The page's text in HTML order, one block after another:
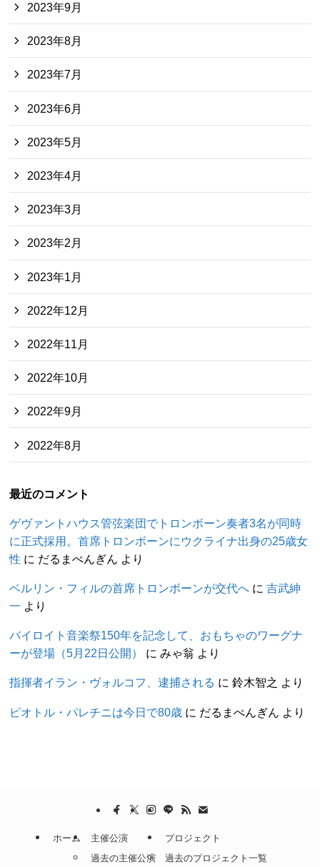
2023年9月
2023年8月
2023年7月
2023年6月
2023年5月
2023年4月
2023年3月
2023年2月
2023年1月
2022年12月
2022年11月
2022年10月
2022年9月
2022年8月
最近のコメント
ゲヴァントハウス管弦楽団でトロンボーン奏者3名が同時
に正式採用。首席トロンボーンにウクライナ出身の25歳女
性 に だるまぺんぎん より
ベルリン・フィルの首席トロンボーンが交代へ に吉武紳
一 より
バイロイト音楽祭150年を記念して、おもちゃのワーグナ
ーが登場（5月22日公開）
にみゃ翁 より
指揮者イラン・ヴォルコフ、逮捕される に鈴木智之 より
ピオトル・パレチニは今日で80歳 に だるまぺんぎん より
ホーム
主催公演
過去の主催公演
プロジェクト
過去のプロジェクト一覧